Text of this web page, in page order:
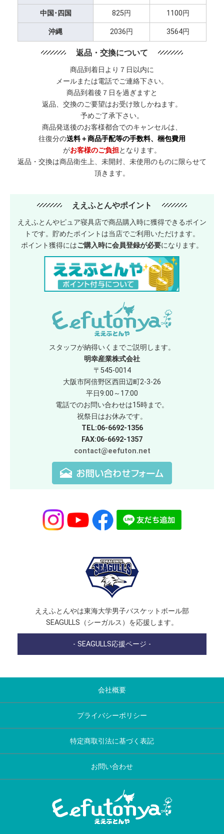
中国･四国 825円 1100円
沖縄 2036円 3564円
返品・交換について
商品到着日より７日以内に
メールまたは電話でご連絡下さい。
商品到着後７日を過ぎますと
返品、交換のご要望はお受け致しかねます。
予めご了承下さい。
商品発送後のお客様都合でのキャンセルは、
往復分の送料＋商品手配等の手数料、梱包費用
がお客様のご負担となります。
返品・交換は商品衛生上、未開封、未使用のものに限らせて
頂きます。
ええふとんやポイント
ええふとんやピュア寝具店で商品購入時に獲得できるポイン
トです。貯めたポイントは当店でご利用いただけます。
ポイント獲得にはご購入時に会員登録が必要になります。
スタッフが納得いくまでご説明します。
明幸産業株式会社
〒545-0014
大阪市阿倍野区西田辺町2-3-26
平日9:00～17:00
電話でのお問い合わせは15時まで。
祝祭日はお休みです。
TEL:06-6692-1356
FAX:06-6692-1357
contact@eefuton.net
ええふとんやは東海大学男子バスケットボール部
SEAGULLS（シーガルス）を応援します。
- SEAGULLS応援ページ -
会社概要
プライバシーポリシー
特定商取引法に基づく表記
お問い合わせ